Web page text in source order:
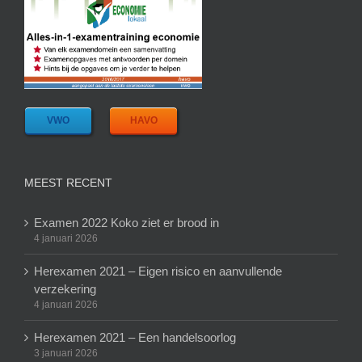
VWO HAVO
MEEST RECENT
Examen 2022 Koko ziet er brood in
4 januari 2026
Herexamen 2021 – Eigen risico en aanvullende
verzekering
4 januari 2026
Herexamen 2021 – Een handelsoorlog
3 januari 2026